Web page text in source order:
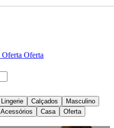
Oferta Oferta
Lingerie Calçados
Masculino
Acessórios Casa Oferta